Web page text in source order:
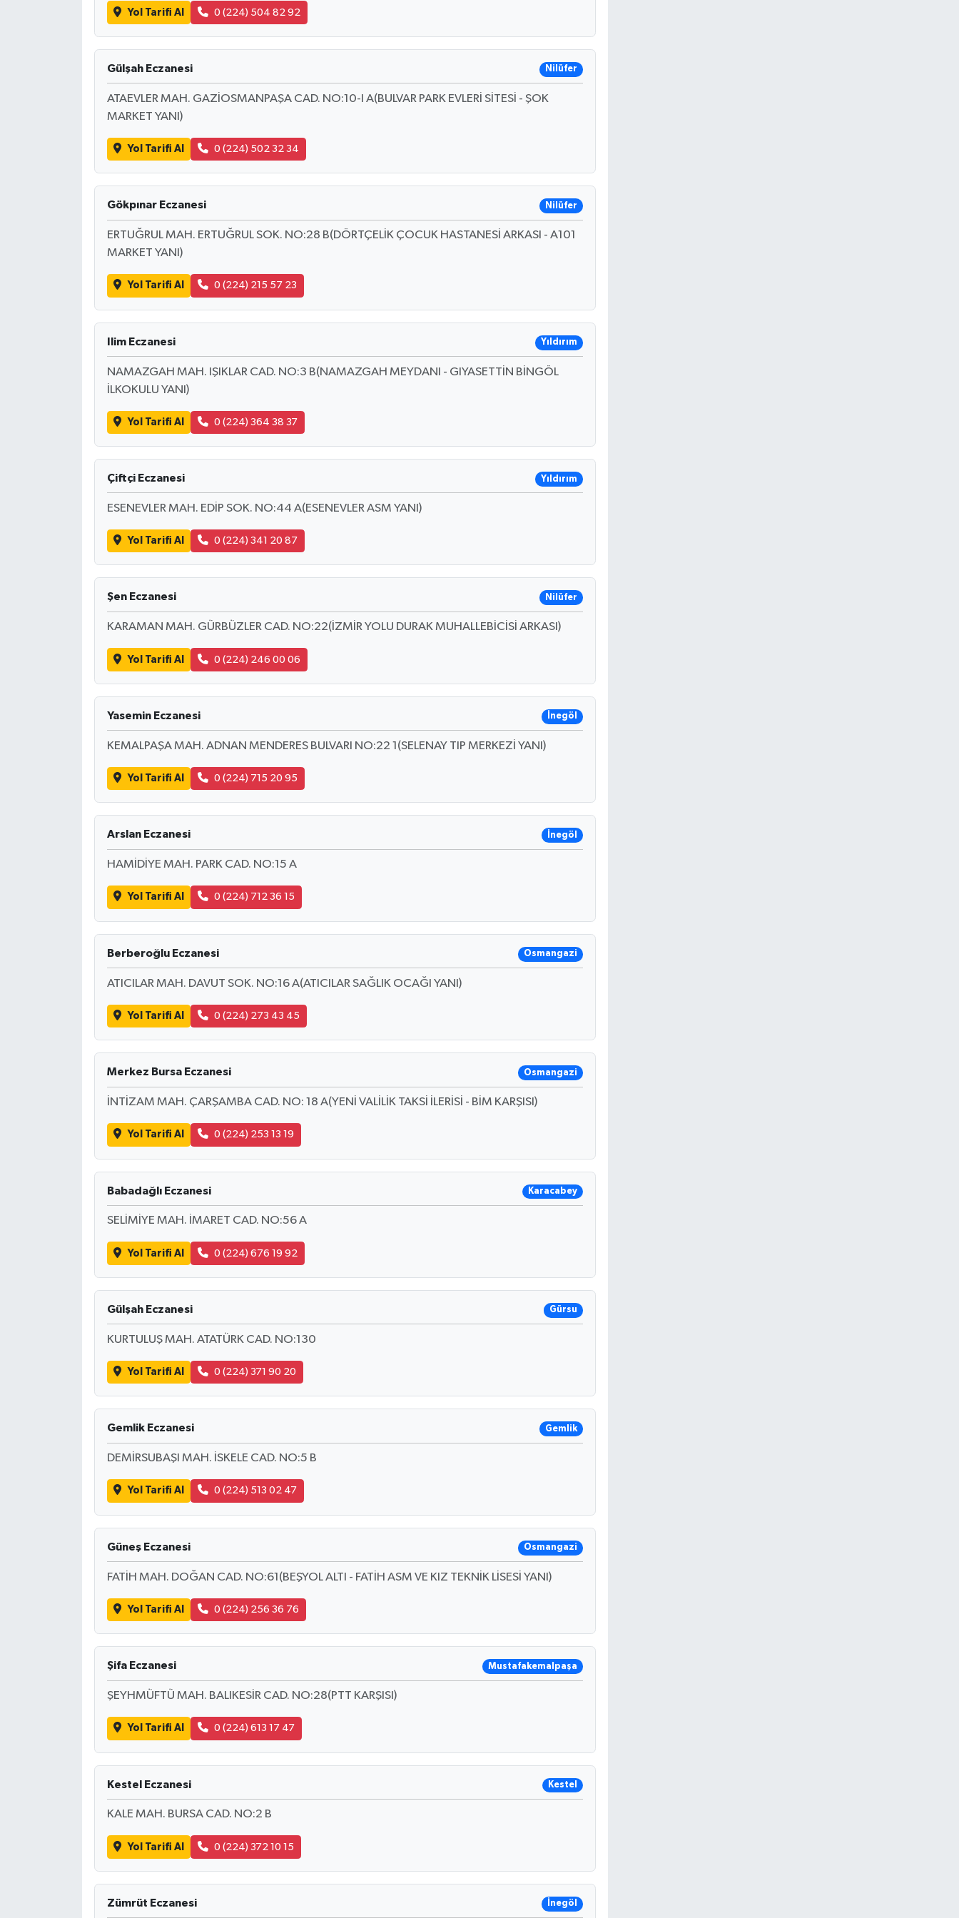
Yol Tarifi Al 0 (224) 504 82 92
Gülşah Eczanesi Nilüfer
ATAEVLER MAH. GAZİOSMANPAŞA CAD. NO:10-I A(BULVAR PARK EVLERİ SİTESİ - ŞOK
MARKET YANI)
Yol Tarifi Al 0 (224) 502 32 34
Gökpınar Eczanesi Nilüfer
ERTUĞRUL MAH. ERTUĞRUL SOK. NO:28 B(DÖRTÇELİK ÇOCUK HASTANESİ ARKASI - A101
MARKET YANI)
Yol Tarifi Al 0 (224) 215 57 23
Ilim Eczanesi Yıldırım
NAMAZGAH MAH. IŞIKLAR CAD. NO:3 B(NAMAZGAH MEYDANI - GIYASETTİN BİNGÖL
İLKOKULU YANI)
Yol Tarifi Al 0 (224) 364 38 37
Çiftçi Eczanesi Yıldırım
ESENEVLER MAH. EDİP SOK. NO:44 A(ESENEVLER ASM YANI)
Yol Tarifi Al 0 (224) 341 20 87
Şen Eczanesi Nilüfer
KARAMAN MAH. GÜRBÜZLER CAD. NO:22(İZMİR YOLU DURAK MUHALLEBİCİSİ ARKASI)
Yol Tarifi Al 0 (224) 246 00 06
Yasemin Eczanesi İnegöl
KEMALPAŞA MAH. ADNAN MENDERES BULVARI NO:22 1(SELENAY TIP MERKEZİ YANI)
Yol Tarifi Al 0 (224) 715 20 95
Arslan Eczanesi İnegöl
HAMİDİYE MAH. PARK CAD. NO:15 A
Yol Tarifi Al 0 (224) 712 36 15
Berberoğlu Eczanesi Osmangazi
ATICILAR MAH. DAVUT SOK. NO:16 A(ATICILAR SAĞLIK OCAĞI YANI)
Yol Tarifi Al 0 (224) 273 43 45
Merkez Bursa Eczanesi Osmangazi
İNTİZAM MAH. ÇARŞAMBA CAD. NO: 18 A(YENİ VALİLİK TAKSİ İLERİSİ - BİM KARŞISI)
Yol Tarifi Al 0 (224) 253 13 19
Babadağlı Eczanesi Karacabey
SELİMİYE MAH. İMARET CAD. NO:56 A
Yol Tarifi Al 0 (224) 676 19 92
Gülşah Eczanesi Gürsu
KURTULUŞ MAH. ATATÜRK CAD. NO:130
Yol Tarifi Al 0 (224) 371 90 20
Gemlik Eczanesi Gemlik
DEMİRSUBAŞI MAH. İSKELE CAD. NO:5 B
Yol Tarifi Al 0 (224) 513 02 47
Güneş Eczanesi Osmangazi
FATİH MAH. DOĞAN CAD. NO:61(BEŞYOL ALTI - FATİH ASM VE KIZ TEKNİK LİSESİ YANI)
Yol Tarifi Al 0 (224) 256 36 76
Şifa Eczanesi Mustafakemalpaşa
ŞEYHMÜFTÜ MAH. BALIKESİR CAD. NO:28(PTT KARŞISI)
Yol Tarifi Al 0 (224) 613 17 47
Kestel Eczanesi Kestel
KALE MAH. BURSA CAD. NO:2 B
Yol Tarifi Al 0 (224) 372 10 15
Zümrüt Eczanesi İnegöl